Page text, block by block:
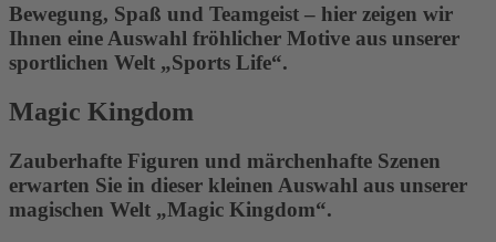
Bewegung, Spaß und Teamgeist – hier zeigen wir
Ihnen eine Auswahl fröhlicher Motive aus unserer
sportlichen Welt „Sports Life“.
Magic Kingdom
Zauberhafte Figuren und märchenhafte Szenen
erwarten Sie in dieser kleinen Auswahl aus unserer
magischen Welt „Magic Kingdom“.